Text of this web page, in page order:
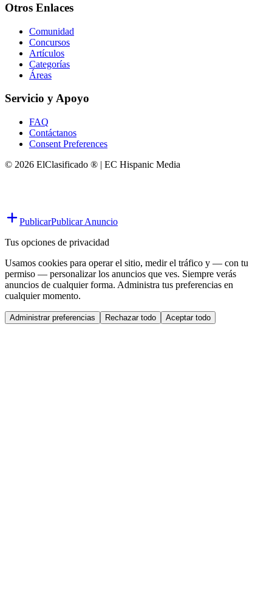
Otros Enlaces
Comunidad
Concursos
Artículos
Categorías
Áreas
Servicio y Apoyo
FAQ
Contáctanos
Consent Preferences
© 2026 ElClasificado ® | EC Hispanic Media
PublicarPublicar Anuncio
Tus opciones de privacidad
Usamos cookies para operar el sitio, medir el tráfico y — con tu
permiso — personalizar los anuncios que ves. Siempre verás
anuncios de cualquier forma. Administra tus preferencias en
cualquier momento.
Administrar preferencias Rechazar todo Aceptar todo